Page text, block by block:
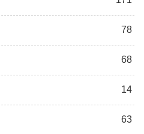
78
68
14
63